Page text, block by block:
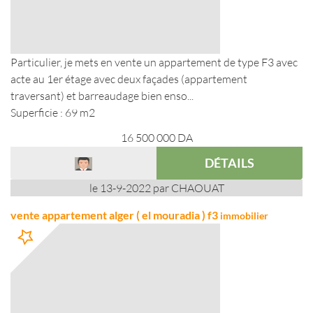
Particulier, je mets en vente un appartement de type F3 avec
acte au 1er étage avec deux façades (appartement
traversant) et barreaudage bien enso...
Superficie : 69 m2
16 500 000 DA
DÉTAILS
le 13-9-2022 par CHAOUAT
vente appartement alger ( el mouradia ) f3 immobilier